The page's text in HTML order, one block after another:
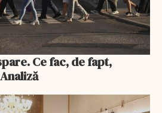
Ce fac, de fapt,